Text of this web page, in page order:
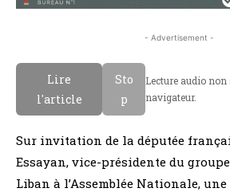
- Advertisement -
Lire
l'article
Sto
p
Lecture audio non
navigateur.
Sur invitation de la députée
Essayan, vice-présidente du
Liban à l’Assemblée Nationale,